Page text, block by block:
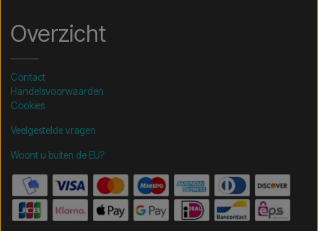
Overzicht
Contact
Handelsvoorwaarden
Cookies
Veelgestelde vragen
Woont u buiten de EU?